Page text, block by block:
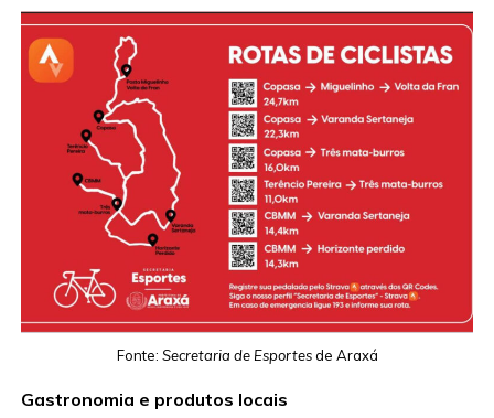
Fonte: Secretaria de Esportesde Araxá
Gastronomia e produtos locais